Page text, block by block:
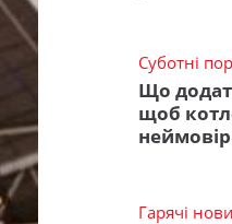
Суботні
Що
щоб
Гарячі